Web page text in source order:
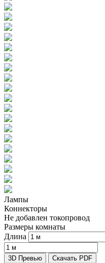
Лампы
Коннекторы
Не добавлен токопровод
Размеры комнаты
Длина
3D Превью Скачать PDF